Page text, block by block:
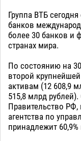
Группа ВТБ
банков
более 30 банков и
странах мира.
По состоянию на
второй
активам (12 608,9
515,8 млрд
Правительство
агентства по
принадлежит